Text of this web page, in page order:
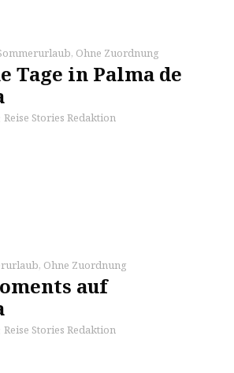
, Ohne Zuordnung
Tage in Palma de
Reise Stories Redaktion
, Ohne Zuordnung
auf
Reise Stories Redaktion